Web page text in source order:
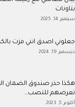
بتاونات
سبتمبر 14, 2025
جعلوني اصدق انني فزت
ديسمبر 19, 2024
هكذا حذر صندوق الضمان
تعرضهم للنصب…
أكتوبر 5, 2023